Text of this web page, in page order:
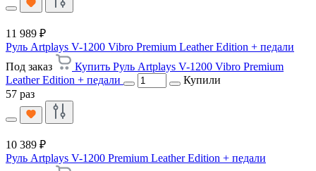
11 989 ₽
Руль Artplays V-1200 Vibro Premium Leather Edition + педали
Под заказ
Купить Руль Artplays V-1200 Vibro Premium
Leather Edition + педали
Купили
57 раз
10 389 ₽
Руль Artplays V-1200 Premium Leather Edition + педали